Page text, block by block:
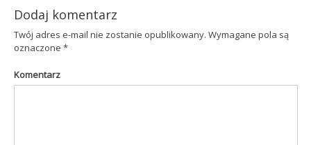
Dodaj komentarz
Twój adres e-mail nie zostanie opublikowany. Wymagane pola są
oznaczone *
Komentarz